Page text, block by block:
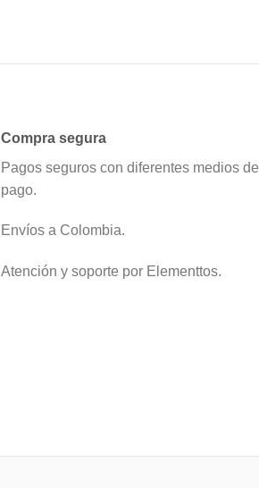
Compra segura
Pagos seguros con diferentes medios de
pago.
Envíos a Colombia.
Atención y soporte por Elementtos.